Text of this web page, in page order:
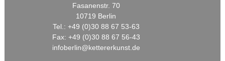
Fasanenstr. 70
10719 Berlin
Tel.: +49 (0)30 88 67 53-63
Fax: +49 (0)30 88 67 56-43
infoberlin@kettererkunst.de